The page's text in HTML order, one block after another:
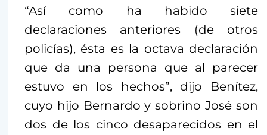
“Así como ha habido siete
declaraciones anteriores (de otros
policías), ésta es la octava declaración
que da una persona que al parecer
estuvo en los hechos”, dijo Benítez,
cuyo hijo Bernardo y sobrino José son
dos de los cinco desaparecidos en el